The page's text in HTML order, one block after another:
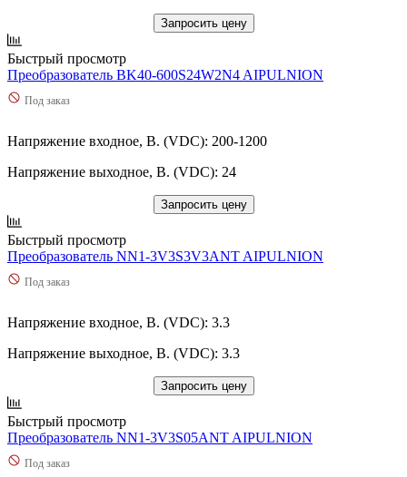
Запросить цену
Быстрый просмотр
Преобразователь BK40-600S24W2N4 AIPULNION
Под заказ
Напряжение входное, В. (VDC): 200-1200
Напряжение выходное, В. (VDC): 24
Запросить цену
Быстрый просмотр
Преобразователь NN1-3V3S3V3ANT AIPULNION
Под заказ
Напряжение входное, В. (VDC): 3.3
Напряжение выходное, В. (VDC): 3.3
Запросить цену
Быстрый просмотр
Преобразователь NN1-3V3S05ANT AIPULNION
Под заказ